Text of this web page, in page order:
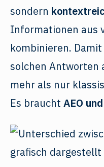
sondern
Informationen aus
kombinieren.
solchen Antworten
mehr als nur
Es braucht AEO